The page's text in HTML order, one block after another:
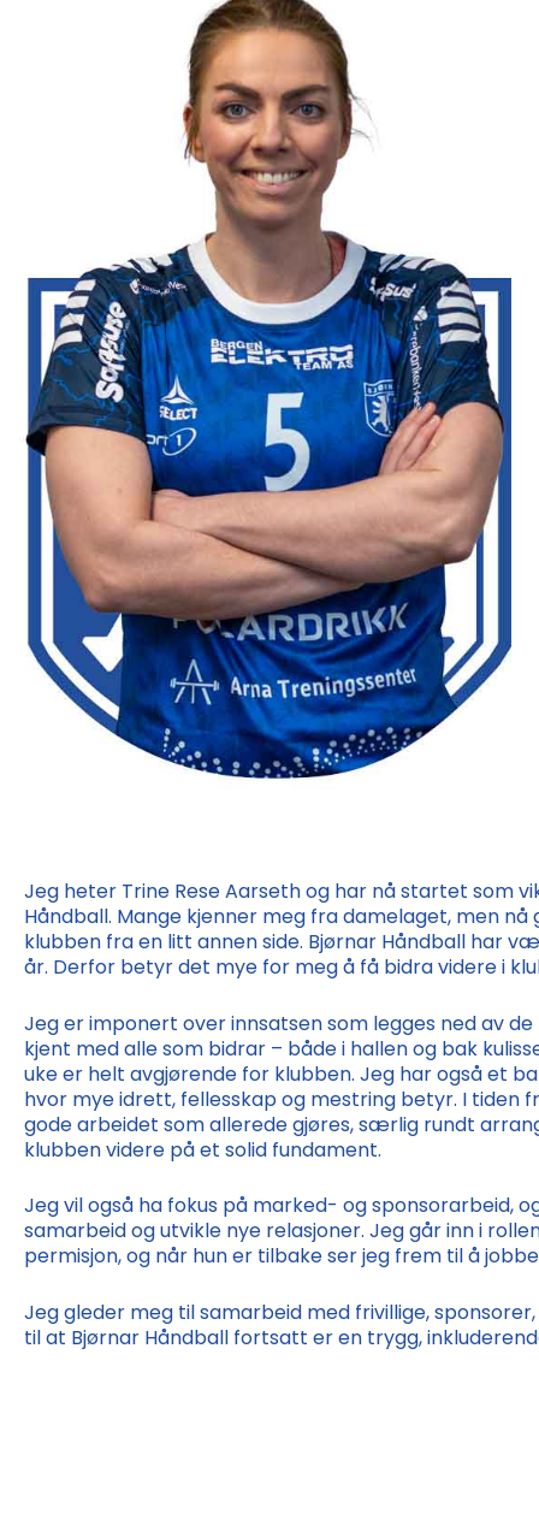
Jeg heter Trine Rese Aarseth og har nå startet som
Håndball. Mange kjenner meg fra damelaget, men
klubben fra en litt annen side. Bjørnar Håndball har
år. Derfor betyr det mye for meg å få bidra videre i
Jeg er imponert over innsatsen som legges ned av
kjent med alle som bidrar – både i hallen og bak
uke er helt avgjørende for klubben. Jeg har også et
hvor mye idrett, fellesskap og mestring betyr. I tiden
gode arbeidet som allerede gjøres, særlig rundt
klubben videre på et solid fundament.
Jeg vil også ha fokus på marked- og sponsorarbeid,
samarbeid og utvikle nye relasjoner. Jeg går inn i
permisjon, og når hun er tilbake ser jeg frem til å
Jeg gleder meg til samarbeid med frivillige,
til at Bjørnar Håndball fortsatt er en trygg,